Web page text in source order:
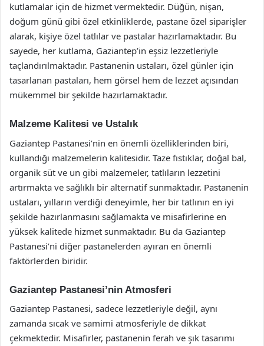
kutlamalar için de hizmet vermektedir. Düğün, nişan,
doğum günü gibi özel etkinliklerde, pastane özel siparişler
alarak, kişiye özel tatlılar ve pastalar hazırlamaktadır. Bu
sayede, her kutlama, Gaziantep’in eşsiz lezzetleriyle
taçlandırılmaktadır. Pastanenin ustaları, özel günler için
tasarlanan pastaları, hem görsel hem de lezzet açısından
mükemmel bir şekilde hazırlamaktadır.
Malzeme Kalitesi ve Ustalık
Gaziantep Pastanesi’nin en önemli özelliklerinden biri,
kullandığı malzemelerin kalitesidir. Taze fıstıklar, doğal bal,
organik süt ve un gibi malzemeler, tatlıların lezzetini
artırmakta ve sağlıklı bir alternatif sunmaktadır. Pastanenin
ustaları, yılların verdiği deneyimle, her bir tatlının en iyi
şekilde hazırlanmasını sağlamakta ve misafirlerine en
yüksek kalitede hizmet sunmaktadır. Bu da Gaziantep
Pastanesi’ni diğer pastanelerden ayıran en önemli
faktörlerden biridir.
Gaziantep Pastanesi’nin Atmosferi
Gaziantep Pastanesi, sadece lezzetleriyle değil, aynı
zamanda sıcak ve samimi atmosferiyle de dikkat
çekmektedir. Misafirler, pastanenin ferah ve şık tasarımı